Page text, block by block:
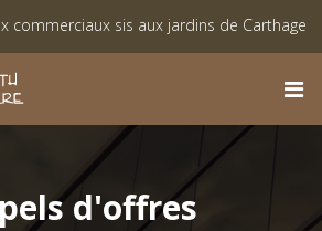
sis aux jardins de Carthage
Monastir « Lotissement El Achaab Golf »
d'offres